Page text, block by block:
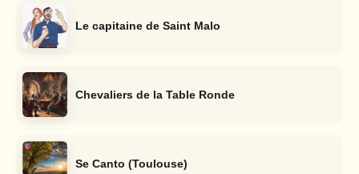
Le capitaine de Saint Malo
Chevaliers de la Table Ronde
Se Canto (Toulouse)